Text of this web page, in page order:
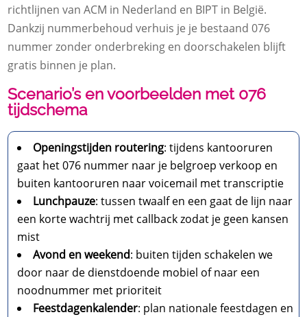
richtlijnen van ACM in Nederland en BIPT in België.​
Dankzij nummerbehoud verhuis je je bestaand 076
nummer zonder onderbreking en doorschakelen blijft
gratis binnen je plan.​
Scenario’s en voorbeelden met 076
tijdschema
Openingstijden routering: tijdens kantooruren
gaat het 076 nummer naar je belgroep verkoop en
buiten kantooruren naar voicemail met transcriptie
Lunchpauze: tussen twaalf en een gaat de lijn naar
een korte wachtrij met callback zodat je geen kansen
mist
Avond en weekend: buiten tijden schakelen we
door naar de dienstdoende mobiel of naar een
noodnummer met prioriteit
Feestdagenkalender: plan nationale feestdagen en